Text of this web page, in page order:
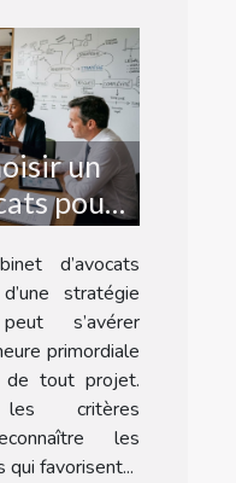
un
pour
?d’avocats
stratégie
s’avérer
primordiale
de tout projet.
critères
les
favorisent...